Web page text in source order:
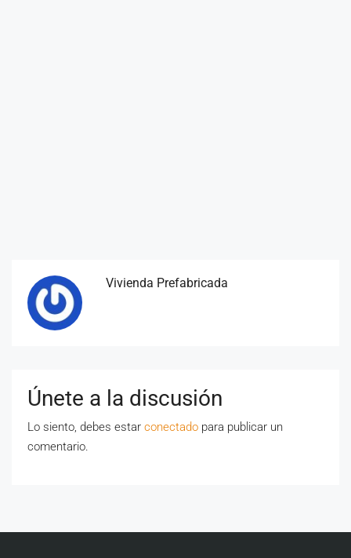
Vivienda Prefabricada
Únete a la discusión
Lo siento, debes estar conectado para publicar un
comentario.